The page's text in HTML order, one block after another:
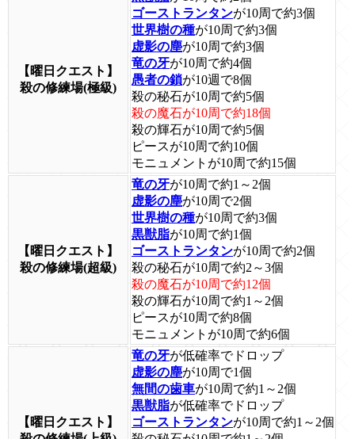
【曜日クエスト】
殺の修練場(極級)
ゴーストランタンが10周で約3個
世界樹の種が10周で約3個
虚影の塵が10周で約3個
竜の牙が10周で約4個
愚者の鎖が10週で8個
殺の秘石が10周で約5個
殺の魔石が10周で約18個
殺の輝石が10周で約5個
ピースが10周で約10個
モニュメントが10周で約15個
【曜日クエスト】
殺の修練場(超級)
竜の牙が10周で約1～2個
虚影の塵が10周で2個
世界樹の種が10周で約3個
黒獣脂が10周で約1個
ゴーストランタンが10周で約2個
殺の秘石が10周で約2～3個
殺の魔石が10周で約12個
殺の輝石が10周で約1～2個
ピースが10周で約8個
モニュメントが10周で約6個
【曜日クエスト】
竜の牙が低確率でドロップ
虚影の塵が10周で1個
無間の歯車が10周で約1～2個
黒獣脂が低確率でドロップ
ゴーストランタンが10周で約1～2個